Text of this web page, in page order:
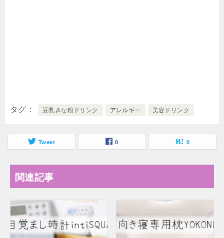
タグ 豆乳きな粉ドリンク アレルギー 美容ドリンク
Tweet 0 0
関連記事